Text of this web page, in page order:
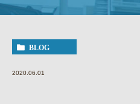
BLOG
2020.06.01